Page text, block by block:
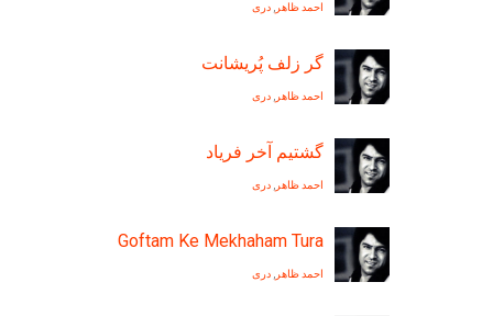
احمد ظاهر دری
گر زلف پُريشانت
احمد ظاهر دری
گشتیم آخر فریاد
احمد ظاهر دری
Goftam Ke Mekhaham Tura
احمد ظاهر دری